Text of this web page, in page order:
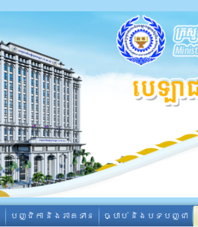
បញ្ជិកា និងភាគទាន ច្បាប់ និងបទបញ្ជា